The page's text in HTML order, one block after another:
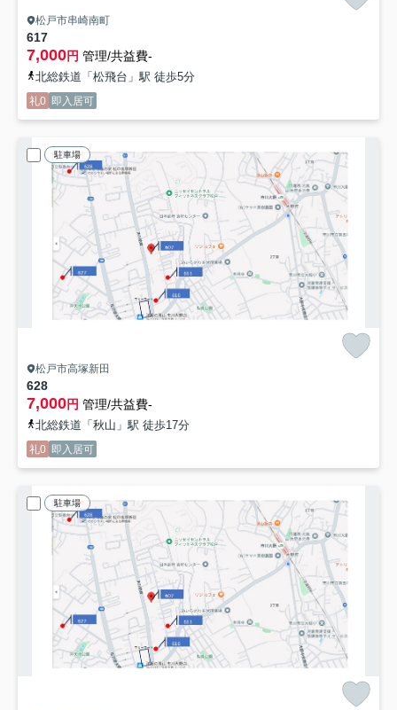
松戸市串崎南町
617
7,000円 管理/共益費-
北総鉄道「松飛台」駅 徒歩5分
礼0 即入居可
駐車場
松戸市高塚新田
628
7,000円 管理/共益費-
北総鉄道「秋山」駅 徒歩17分
礼0 即入居可
駐車場